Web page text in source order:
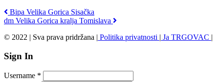
Bipa Velika Gorica Sisačka
dm Velika Gorica kralja Tomislava
© 2022 | Sva prava pridržana | Politika privatnosti | Ja TRGOVAC |
Sign In
Username *